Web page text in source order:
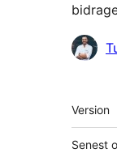
Meta
Version
Senest